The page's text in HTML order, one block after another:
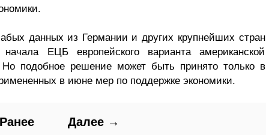
данных из Германии и других крупнейших стран
начала ЕЦБ европейского варианта американской
подобное решение может быть принято только в
в июне мер по поддержке экономики.
Далее →